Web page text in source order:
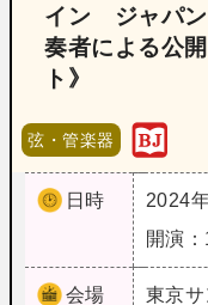
イン ジャパ
奏者による公
ト》
弦・管楽器
日時
2024
開演
会場 東京